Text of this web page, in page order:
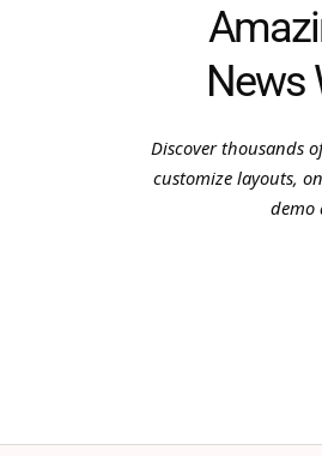
News
Discover thousands
customize layouts,
demo